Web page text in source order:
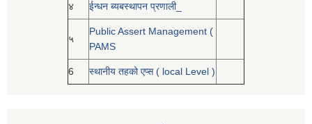
४ ईन्धन ब्यबस्थापन प्रणाली_
५
Public Assert Management (
PAMS
6 स्थानीय तहको एप्स ( local Level )